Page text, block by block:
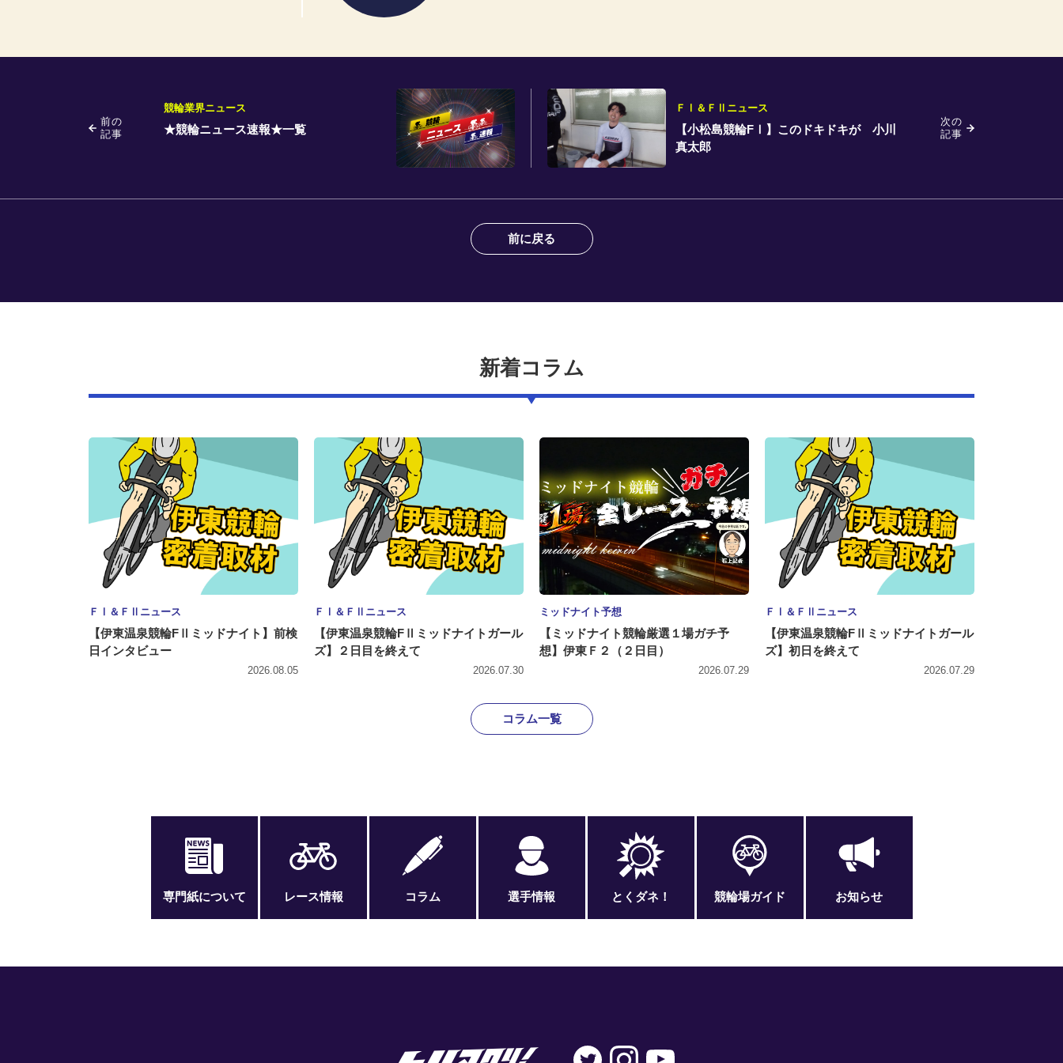
前の
記事
競輪業界ニュース
★競輪ニュース速報★一覧
次の
記事
ＦⅠ＆ＦⅡニュース
【小松島競輪FⅠ】このドキドキが 小川
真太郎
前に戻る
新着コラム
ＦⅠ＆ＦⅡニュース
【伊東温泉競輪FⅡミッドナイト】前検
日インタビュー
2026.08.05
ＦⅠ＆ＦⅡニュース
【伊東温泉競輪FⅡミッドナイトガール
ズ】２日目を終えて
2026.07.30
ミッドナイト予想
【ミッドナイト競輪厳選１場ガチ予
想】伊東Ｆ２（２日目）
2026.07.29
ＦⅠ＆ＦⅡニュース
【伊東温泉競輪FⅡミッドナイトガール
ズ】初日を終えて
2026.07.29
コラム一覧
専門紙について レース情報 コラム 選手情報 とくダネ！ 競輪場ガイド お知らせ